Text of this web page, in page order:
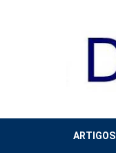
ARTIGOS